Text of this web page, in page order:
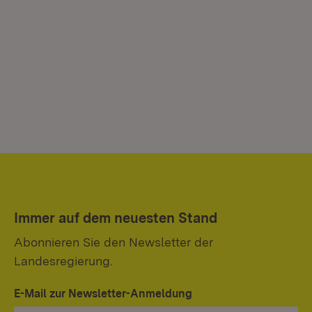
Immer auf dem neuesten Stand
Abonnieren Sie den Newsletter der
Landesregierung.
E-Mail zur Newsletter-Anmeldung